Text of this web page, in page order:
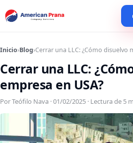
Inicio›Blog›Cerrar una LLC: ¿Cómo disuelvo
Cerrar una LLC:
empresa en USA?
Por Teófilo Nava · 01/02/2025 · Lectura de 5